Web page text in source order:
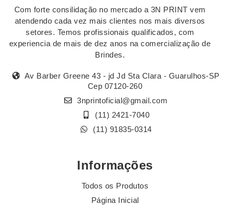
Com forte consilidação no mercado a 3N PRINT vem
atendendo cada vez mais clientes nos mais diversos
setores. Temos profissionais qualificados, com
experiencia de mais de dez anos na comercialização de
Brindes.
Av Barber Greene 43 - jd Jd Sta Clara - Guarulhos-SP
Cep 07120-260
3nprintoficial@gmail.com
(11) 2421-7040
(11) 91835-0314
Informações
Todos os Produtos
Página Inicial